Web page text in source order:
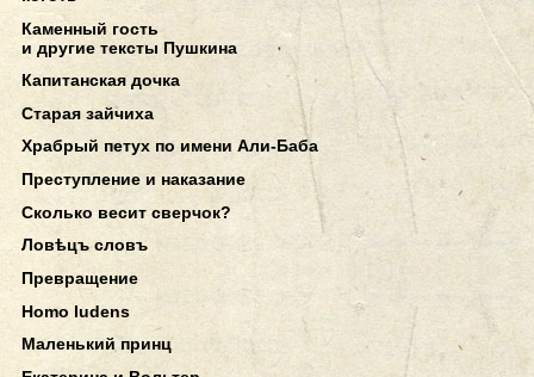
Каменный гость
и другие тексты Пушкина
Капитанская дочка
Старая зайчиха
Храбрый петух по имени Али-Баба
Преступление и наказание
Сколько весит сверчок?
Ловѣцъ словъ
Превращение
Homo ludens
Маленький принц